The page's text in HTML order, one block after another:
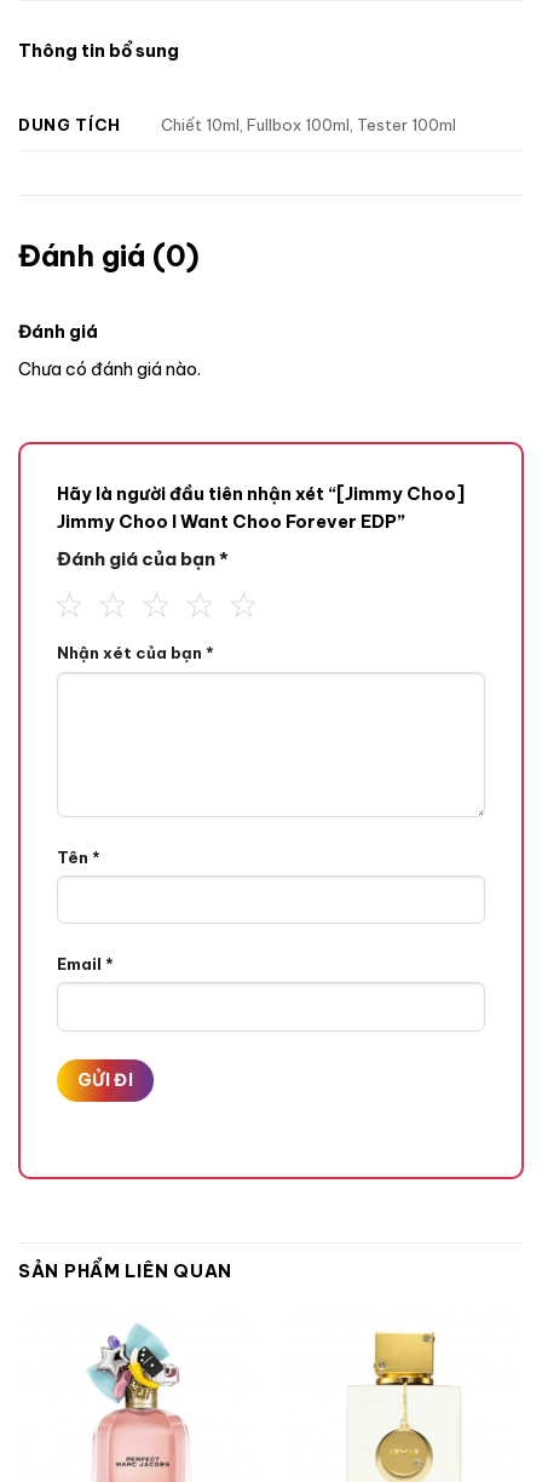
Mùi hương
Hương Đầu
Hạt Hạnh Nhân,
Hương Giữa
Hương Cuối
Đậu Tonka,
Thông tin bổ sung
DUNG TÍCH Chiết 10ml, Fullbox 100ml, Tester 100ml
Đánh giá (0)
Đánh giá
Chưa có đánh giá nào.
Hãy là người đầu tiên nhận xét “[Jimmy Choo]
Jimmy Choo I Want Choo Forever EDP”
Đánh giá của bạn*
Nhận xét của bạn *
Tên *
Email *
SẢN PHẨM LIÊN QUAN